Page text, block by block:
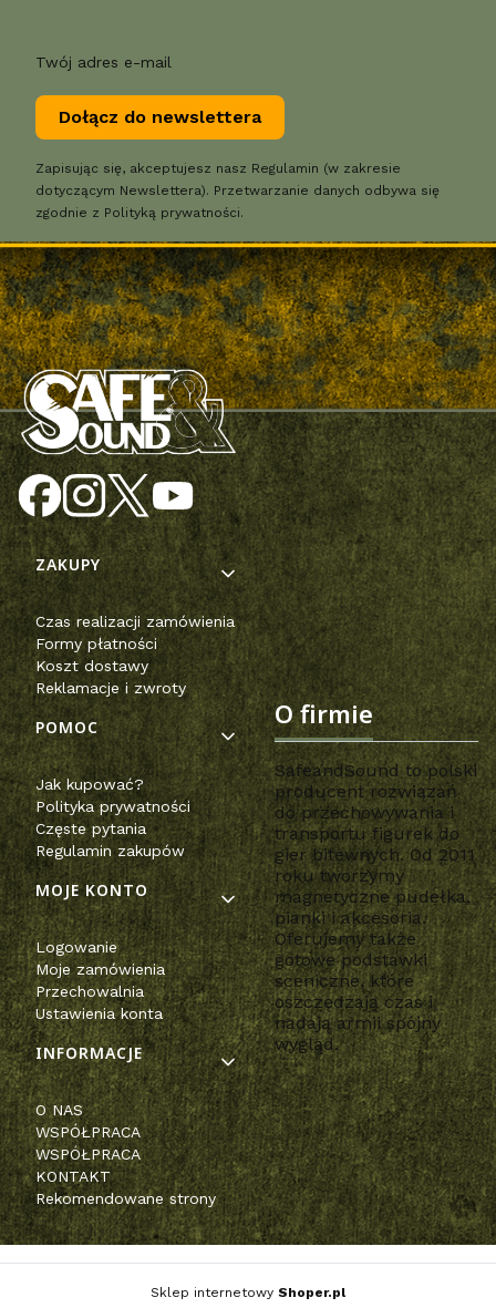
Twój adres e-mail
Dołącz do newslettera
Zapisując się, akceptujesz nasz Regulamin (w zakresie
dotyczącym Newslettera). Przetwarzanie danych odbywa się
zgodnie z Polityką prywatności.
Linki w stopce
ZAKUPY
Czas realizacji zamówienia
Formy płatności
Koszt dostawy
Reklamacje i zwroty
POMOC
Jak kupować?
Polityka prywatności
Częste pytania
Regulamin zakupów
MOJE KONTO
Logowanie
Moje zamówienia
Przechowalnia
Ustawienia konta
INFORMACJE
O NAS
WSPÓŁPRACA
WSPÓŁPRACA
KONTAKT
Rekomendowane strony
O firmie
SafeandSound to polski
producent rozwiązań
do przechowywania i
transportu figurek do
gier bitewnych. Od 2011
roku tworzymy
magnetyczne pudełka,
pianki i akcesoria.
Oferujemy także
gotowe podstawki
sceniczne, które
oszczędzają czas i
nadają armii spójny
wygląd.
Sklep internetowy Shoper.pl